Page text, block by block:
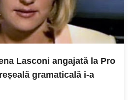
Lasconi angajată la Pro
gramaticală i-a